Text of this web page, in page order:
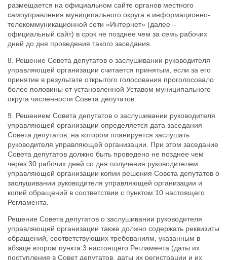
размещается на официальном сайте органов местного
самоуправления муниципального округа в информационно-
телекоммуникационной сети «Интернет» (далее –
официальный сайт) в срок не позднее чем за семь рабочих
дней до дня проведения такого заседания.
8. Решение Совета депутатов о заслушивании руководителя
управляющей организации считается принятым, если за его
принятие в результате открытого голосования проголосовало
более половины от установленной Уставом муниципального
округа численности Совета депутатов.
9. Решением Совета депутатов о заслушивании руководителя
управляющей организации определяется дата заседания
Совета депутатов, на котором планируется заслушать
руководителя управляющей организации. При этом заседание
Совета депутатов должно быть проведено не позднее чем
через 30 рабочих дней со дня получения руководителем
управляющей организации копии решения Совета депутатов о
заслушивании руководителя управляющей организации и
копий обращений в соответствии с пунктом 10 настоящего
Регламента.
Решение Совета депутатов о заслушивании руководителя
управляющей организации также должно содержать реквизиты
обращений, соответствующих требованиям, указанным в
абзаце втором пункта 3 настоящего Регламента (даты их
поступления в Совет депутатов, даты их регистрации и их